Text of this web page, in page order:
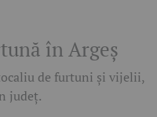
în Argeș
de furtuni și vijelii,
județ.